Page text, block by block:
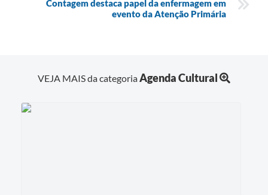
Contagem destaca papel da enfermagem em
evento da Atenção Primária
VEJA MAIS da categoriaAgenda Cultural